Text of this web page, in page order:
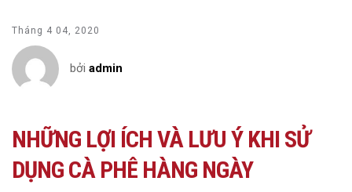
Tháng 4 04, 2020
bởi admin
NHỮNG LỢI ÍCH VÀ LƯU Ý KHI SỬ
DỤNG CÀ PHÊ HÀNG NGÀY